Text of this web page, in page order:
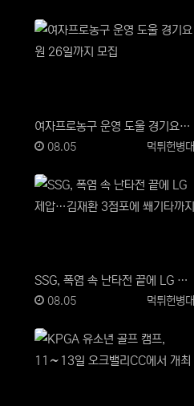
여자프로농구 운영 도울 경기요원 26일까지 모집
등록자
먹튀헌병대
등록일
08.05
SSG, 폭염 속 난타전 끝에 LG 제압…김재환 3점포에 쐐기타까지
등록자
먹튀헌병대
등록일
08.05